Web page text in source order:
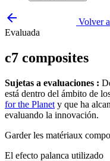
arrow_backward
Volver
Evaluada
c7 composites
Sujetas a evaluaciones :
está dentro del ámbito de
for the Planet y que ha
evaluando la innovación.
Garder les matériaux
El efecto palanca utilizado